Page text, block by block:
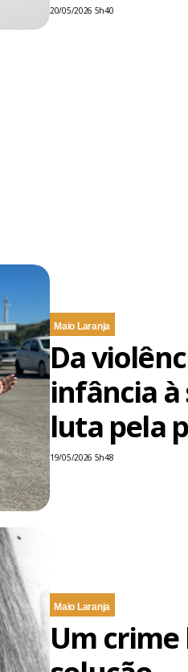
20/05/2026 5h40
Maio Laranja
Da
infância à
luta pela
19/05/2026 5h48
Maio Laranja
Um